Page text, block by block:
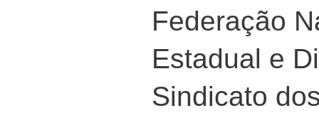
Federação
Estadual e
Sindicato